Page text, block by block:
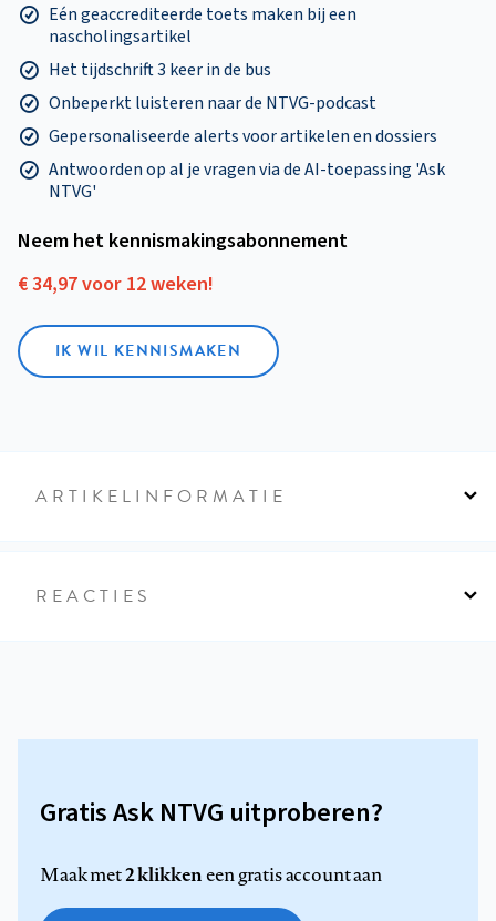
Eén geaccrediteerde toets maken bij een
nascholingsartikel
Het tijdschrift 3 keer in de bus
Onbeperkt luisteren naar de NTVG-podcast
Gepersonaliseerde alerts voor artikelen en dossiers
Antwoorden op al je vragen via de AI-toepassing 'Ask
NTVG'
Neem het kennismakings­abonnement
€ 34,97 voor 12 weken!
IK WIL KENNISMAKEN
ARTIKELINFORMATIE
REACTIES
Gratis Ask NTVG uitproberen?
Maak met2 klikkeneen gratis account aan